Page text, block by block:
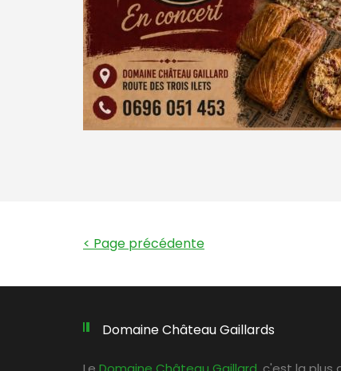
< Page précédente
Domaine Château Gaillards